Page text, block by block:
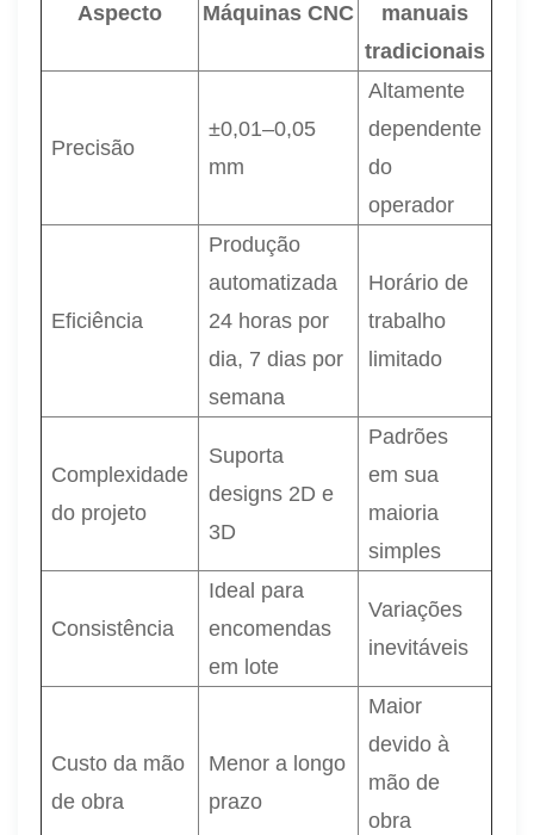
Aspecto Máquinas CNC
manuais
tradicionais
Precisão
±0,01–0,05
mm
Altamente
dependente
do
operador
Eficiência
Produção
automatizada
24 horas por
dia, 7 dias por
semana
Horário de
trabalho
limitado
Complexidade
do projeto
Suporta
designs 2D e
3D
Padrões
em sua
maioria
simples
Consistência
Ideal para
encomendas
em lote
Variações
inevitáveis
Custo da mão
de obra
Menor a longo
prazo
Maior
devido à
mão de
obra